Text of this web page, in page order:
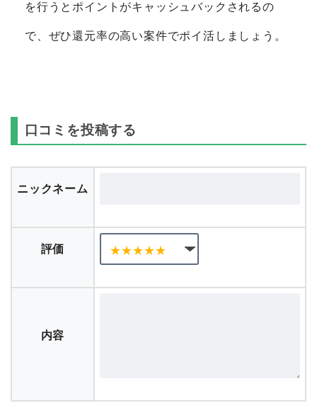
を行うとポイントがキャッシュバックされるの
で、ぜひ還元率の高い案件でポイ活しましょう。
口コミを投稿する
ニックネーム
評価
内容